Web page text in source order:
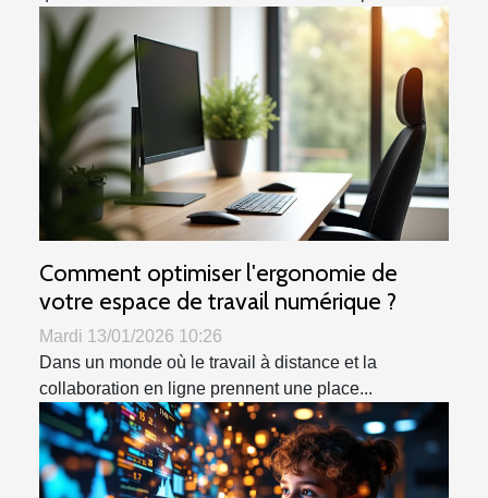
Comment optimiser l'ergonomie de
votre espace de travail numérique ?
Mardi 13/01/2026 10:26
Dans un monde où le travail à distance et la
collaboration en ligne prennent une place...